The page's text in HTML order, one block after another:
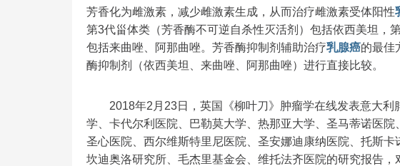
芳香化为雌激素，减少雌激素生成，从而治疗雌激素受体阳性
第3代甾体类（芳香酶不可逆自杀性灭活剂）包括依西美坦，
包括来曲唑、阿那曲唑。芳香酶抑制剂辅助治疗乳腺癌的最佳
酶抑制剂（依西美坦、来曲唑、阿那曲唑）进行直接比较。
2018年2月23日，英国《柳叶刀》肿瘤学在线发表意大利
学、卡代尔利医院、巴勒莫大学、热那亚大学、圣马蒂诺医
圣心医院、西尔维斯特里尼医院、圣安娜迪康纳医院、托斯卡
坎迪奥洛研究所、毛杰里基金会、维托法齐医院的研究报告